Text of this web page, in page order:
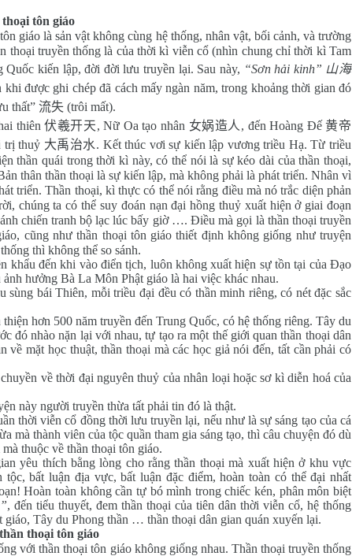
tôn giáo
giáo là sản vật không cùng hệ thống, nhân vật, bối cảnh, và trường
thoại truyền thống là của thời kì viễn cổ (nhìn chung chỉ thời kì Tam
kiến lập, đời đời lưu truyền lại. Sau này, “Sơn hải kinh” 山海
được ghi chép đã cách mấy ngàn năm, trong khoảng thời gian đó
thất” 流失 (trôi mất).
thiên伏羲开天, Nữ Oa tạo nhân 女娲造人 , đến Hoàng Đế黄帝
trị thuỷ 大禹治水. Kết thúc vơi sự kiến lập vương triều Hạ. Từ triều
thần quái trong thời kì này, có thể nói là sự kéo dài của thần thoại,
thân thần thoại là sự kiến lập, mà không phải là phát triển. Nhân vì
triển. Thần thoại, kì thực có thể nói rằng điều mà nó trắc diện phản
chúng ta có thể suy đoán nạn đại hồng thuỷ xuất hiện ở giai đoạn
chiến tranh bộ lạc lúc bấy giờ …. Điều mà gọi là thần thoại truyền
cũng như thần thoại tôn giáo thiết định không giống như truyện
thì không thể so sánh.
đến khi vào điển tịch, luôn không xuất hiện sự tồn tại của Đạo
hưởng Bà La Môn Phật giáo là hai việc khác nhau.
bái Thiên, mỗi triều đại đều có thần minh riêng, có nét đặc sắc
hơn 500 năm truyền đến Trung Quốc, có hệ thống riêng. Tây du
đó nhào nặn lại với nhau, tự tạo ra một thế giới quan thần thoại dân
mặt học thuật, thần thoại mà các học giả nói đến, tất cần phải có
về thời đại nguyên thuỷ của nhân loại hoặc sơ kì diễn hoá của
người truyền thừa tất phải tin đó là thật.
viễn cổ đồng thời lưu truyền lại, nếu như là sự sáng tạo của cá
mà thành viên của tộc quần tham gia sáng tạo, thì câu chuyện đó dù
thuộc về thần thoại tôn giáo.
thích bằng lòng cho rằng thần thoại mà xuất hiện ở khu vực
bất luận địa vực, bất luận đặc điểm, hoàn toàn có thể đại nhất
Hoàn toàn không cần tự bó mình trong chiếc kén, phân môn biệt
, đến tiểu thuyết, đem thần thoại của tiên dân thời viễn cổ, hệ thống
giáo, Tây du Phong thần … thần thoại dân gian quán xuyến lại.
thoại tôn giáo
thần thoại tôn giáo không giống nhau. Thần thoại truyền thống